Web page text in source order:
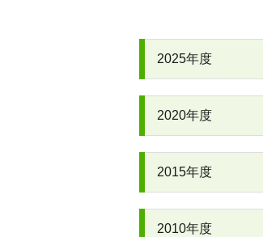
2025年度
2020年度
2015年度
2010年度